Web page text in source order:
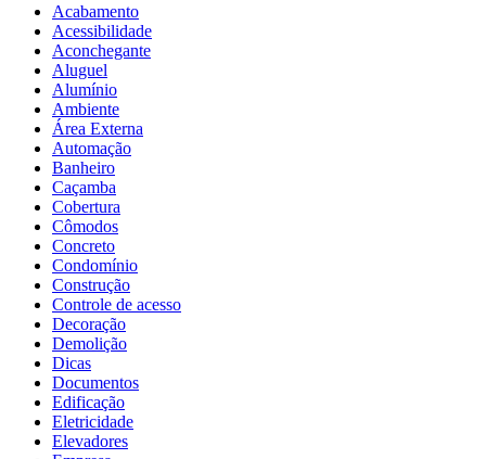
Acabamento
Acessibilidade
Aconchegante
Aluguel
Alumínio
Ambiente
Área Externa
Automação
Banheiro
Caçamba
Cobertura
Cômodos
Concreto
Condomínio
Construção
Controle de acesso
Decoração
Demolição
Dicas
Documentos
Edificação
Eletricidade
Elevadores